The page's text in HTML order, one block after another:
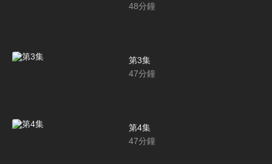
48分鐘
第3集
47分鐘
第4集
47分鐘